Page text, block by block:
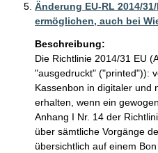
Änderung EU-RL 2014/
ermöglichen, auch bei
Beschreibung:
Die Richtlinie 2014/31 EU
"ausgedruckt" ("printed")):
Kassenbon in digitaler und
erhalten, wenn ein
Anhang I Nr. 14 der
über sämtliche Vorgänge
übersichtlich auf einem